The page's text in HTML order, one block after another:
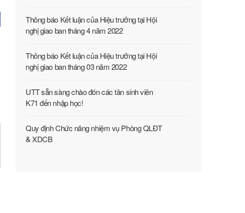
Thông báo Kết luận của Hiệu trưởng tại Hội
nghị giao ban tháng 4 năm 2022
Thông báo Kết luận của Hiệu trưởng tại Hội
nghị giao ban tháng 03 năm 2022
UTT sẵn sàng chào đón các tân sinh viên
K71 đến nhập học!
Quy định Chức năng nhiệm vụ Phòng QLĐT
& XDCB